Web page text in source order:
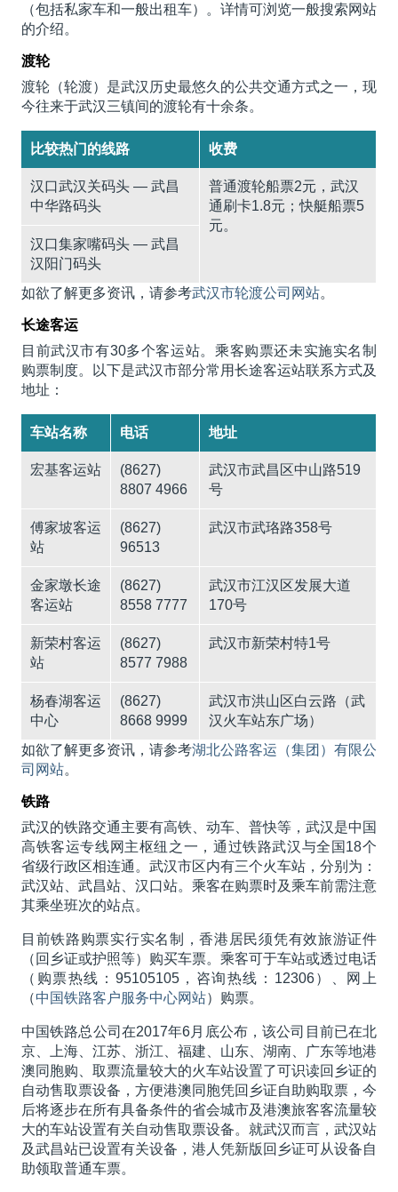
（包括私家车和一般出租车）。详情可浏览一般搜索网站
的介绍。
渡轮
渡轮（轮渡）是武汉历史最悠久的公共交通方式之一，现
今往来于武汉三镇间的渡轮有十余条。
比较热门的线路 收费
汉口武汉关码头 — 武昌
中华路码头
普通渡轮船票2元，武汉
通刷卡1.8元；快艇船票5
元。
汉口集家嘴码头 — 武昌
汉阳门码头
如欲了解更多资讯，请参考武汉市轮渡公司网站。
长途客运
目前武汉市有30多个客运站。乘客购票还未实施实名制
购票制度。以下是武汉市部分常用长途客运站联系方式及
地址：
车站名称 电话 地址
宏基客运站
(8627)
8807 4966
武汉市武昌区中山路519
号
傅家坡客运
站
(8627)
96513
武汉市武珞路358号
金家墩长途
客运站
(8627)
8558 7777
武汉市江汉区发展大道
170号
新荣村客运
站
(8627)
8577 7988
武汉市新荣村特1号
杨春湖客运
中心
(8627)
8668 9999
武汉市洪山区白云路（武
汉火车站东广场）
如欲了解更多资讯，请参考湖北公路客运（集团）有限公
司网站。
铁路
武汉的铁路交通主要有高铁、动车、普快等，武汉是中国
高铁客运专线网主枢纽之一，通过铁路武汉与全国18个
省级行政区相连通。武汉市区内有三个火车站，分别为：
武汉站、武昌站、汉口站。乘客在购票时及乘车前需注意
其乘坐班次的站点。
目前铁路购票实行实名制，香港居民须凭有效旅游证件
（回乡证或护照等）购买车票。乘客可于车站或透过电话
（购票热线：95105105，咨询热线：12306）、网上
（中国铁路客户服务中心网站）购票。
中国铁路总公司在2017年6月底公布，该公司目前已在北
京、上海、江苏、浙江、福建、山东、湖南、广东等地港
澳同胞购、取票流量较大的火车站设置了可识读回乡证的
自动售取票设备，方便港澳同胞凭回乡证自助购取票，今
后将逐步在所有具备条件的省会城市及港澳旅客客流量较
大的车站设置有关自动售取票设备。就武汉而言，武汉站
及武昌站已设置有关设备，港人凭新版回乡证可从设备自
助领取普通车票。